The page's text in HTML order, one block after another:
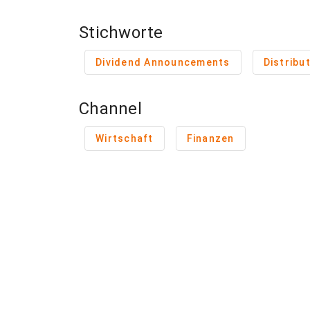
Stichworte
Dividend Announcements
Channel
Wirtschaft Finanzen